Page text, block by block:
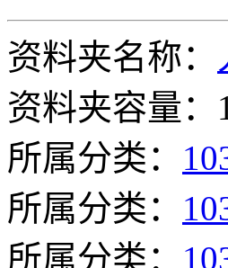
资料夹名称：
资料夹容量：
所属分类：
所属分类：
所属分类：